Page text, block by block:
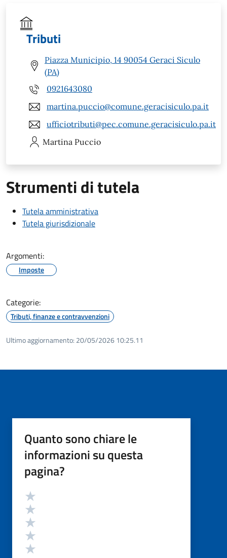
Tributi
Piazza Municipio, 14 90054 Geraci Siculo
(PA)
0921643080
martina.puccio@comune.geracisiculo.pa.it
ufficiotributi@pec.comune.geracisiculo.pa.it
Martina Puccio
Strumenti di tutela
Tutela amministrativa
Tutela giurisdizionale
Argomenti:
Imposte
Categorie:
Tributi, finanze e contravvenzioni
Ultimo aggiornamento: 20/05/2026 10:25.11
Quanto sono chiare le
informazioni su questa
pagina?
Valutazione